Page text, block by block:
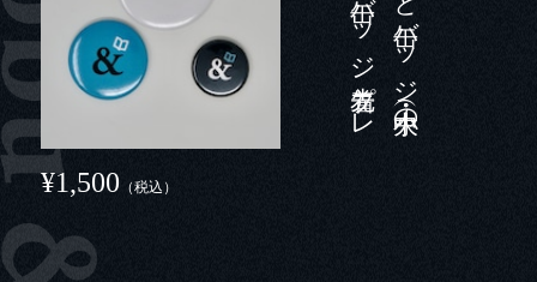
¥1,500 （税込）